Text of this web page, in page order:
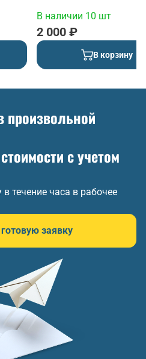
В наличии 10 шт
2 000 ₽
В корзину
произвольной
с учетом
течение часа в рабочее
заявку